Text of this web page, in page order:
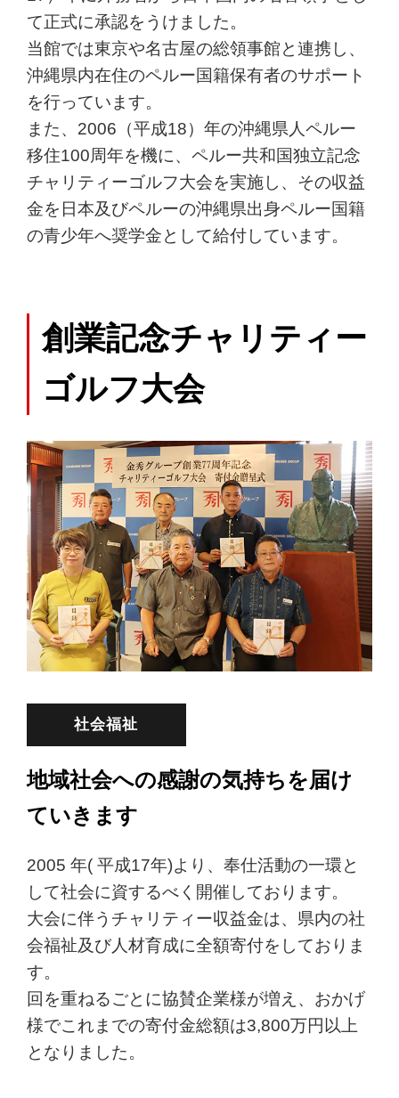
て正式に承認をうけました。
当館では東京や名古屋の総領事館と連携し、
沖縄県内在住のペルー国籍保有者のサポート
を行っています。
また、2006（平成18）年の沖縄県人ペルー
移住100周年を機に、ペルー共和国独立記念
チャリティーゴルフ大会を実施し、その収益
金を日本及びペルーの沖縄県出身ペルー国籍
の青少年へ奨学金として給付しています。
創業記念チャリティー
ゴルフ大会
社会福祉
地域社会への感謝の気持ちを届け
ていきます
2005 年( 平成17年)より、奉仕活動の一環と
して社会に資するべく開催しております。
大会に伴うチャリティー収益金は、県内の社
会福祉及び人材育成に全額寄付をしておりま
す。
回を重ねるごとに協賛企業様が増え、おかげ
様でこれまでの寄付金総額は3,800万円以上
となりました。